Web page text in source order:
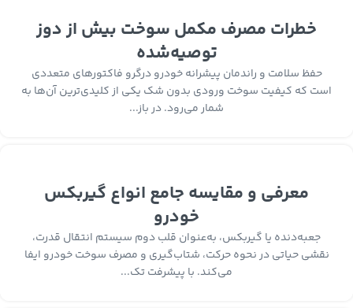
خطرات مصرف مکمل سوخت بیش از دوز
توصیه‌شده
حفظ سلامت و راندمان پیشرانه خودرو درگرو فاکتورهای متعددی
است که کیفیت سوخت ورودی بدون شک یکی از کلیدی‌ترین آن‌ها به
شمار می‌رود. در باز...
معرفی و مقایسه جامع انواع گیربکس
خودرو
جعبه‌دنده یا گیربکس، به‌عنوان قلب دوم سیستم انتقال قدرت،
نقشی حیاتی در نحوه حرکت، شتاب‌گیری و مصرف سوخت خودرو ایفا
می‌کند. با پیشرفت تک...